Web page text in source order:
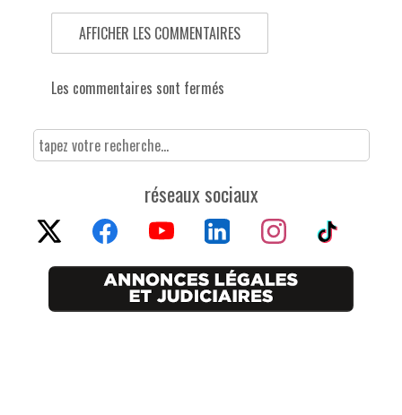
AFFICHER LES COMMENTAIRES
Les commentaires sont fermés
réseaux sociaux